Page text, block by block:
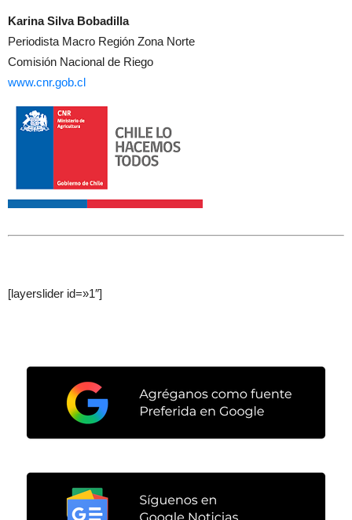
Karina Silva Bobadilla
Periodista Macro Región Zona Norte
Comisión Nacional de Riego
www.cnr.gob.cl
[layerslider id=»1″]